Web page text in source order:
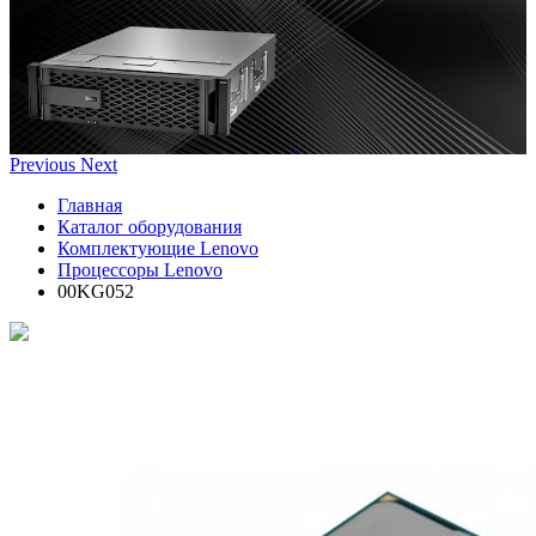
Previous Next
Главная
Каталог оборудования
Комплектующие Lenovo
Процессоры Lenovo
00KG052